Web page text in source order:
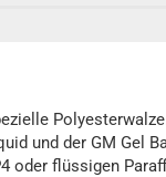
und der GM Gel
oder flüssigen